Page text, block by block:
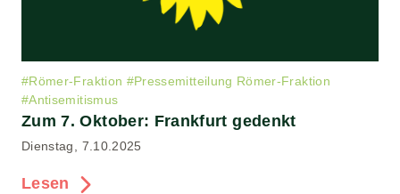
#Römer-Fraktion #Pressemitteilung Römer-Fraktion
#Antisemitismus
Zum 7. Oktober: Frankfurt gedenkt
Dienstag, 7.10.2025
Lesen